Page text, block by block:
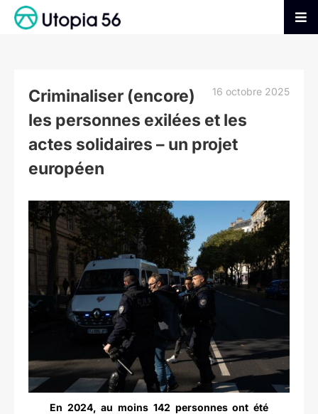
Passer
S’INFORMER
ADHÉRER
FAIRE UN DON
16 octobre 2025
Criminaliser (encore)
les personnes exilées et les
actes solidaires – un projet
européen
Voir
l'image
agrandie
En 2024, au moins 142 personnes ont été